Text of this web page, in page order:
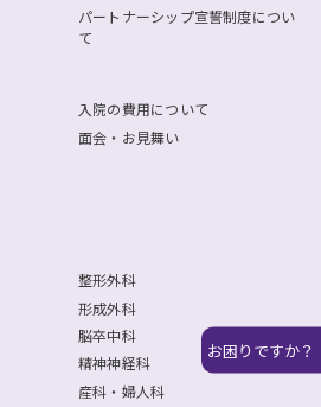
お困りですか？
パートナーシップ宣誓制度につい
て
入院の費用について
面会・お見舞い
整形外科
形成外科
脳卒中科
精神神経科
産科・婦人科